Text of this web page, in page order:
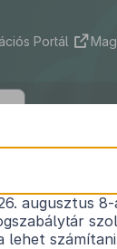
Portál
augusztus
lehet